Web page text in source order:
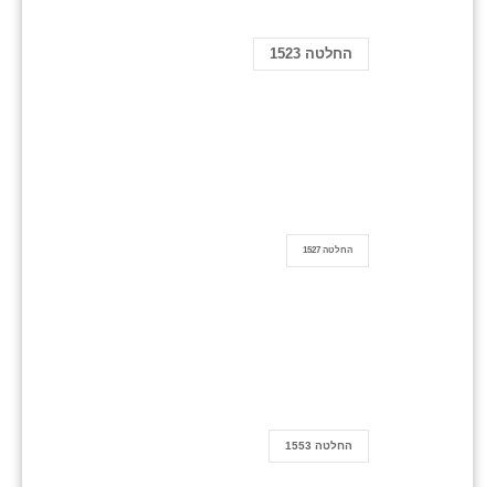
החלטה 1523
החלטה 1527
החלטה 1553